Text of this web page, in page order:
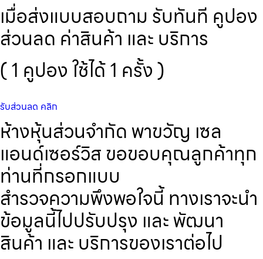
เมื่อส่งแบบสอบถาม รับทันที คูปอง
ส่วนลด ค่าสินค้า และ บริการ
( 1 คูปอง ใช้ได้ 1 ครั้ง )
รับส่วนลด คลิก
ห้างหุ้นส่วนจำกัด พาขวัญ เซล
แอนด์เซอร์วิส ขอขอบคุณลูกค้าทุก
ท่านที่กรอกแบบ
สำรวจความพึงพอใจนี้ ทางเราจะนำ
ข้อมูลนี้ไปปรับปรุง และ พัฒนา
สินค้า และ บริการของเราต่อไป